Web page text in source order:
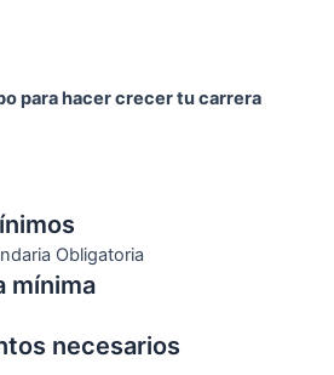
para hacer crecer tu carrera
Obligatoria
mínima
necesarios